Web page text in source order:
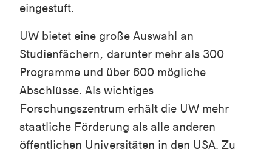
eingestuft.
UW bietet eine große Auswahl an
Studienfächern, darunter mehr als 300
Programme und über 600 mögliche
Abschlüsse. Als wichtiges
Forschungszentrum erhält die UW mehr
staatliche Förderung als alle anderen
öffentlichen Universitäten in den USA. Zu